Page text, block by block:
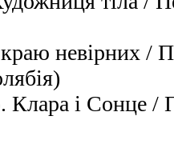
невірних /
Клара і Сонце /